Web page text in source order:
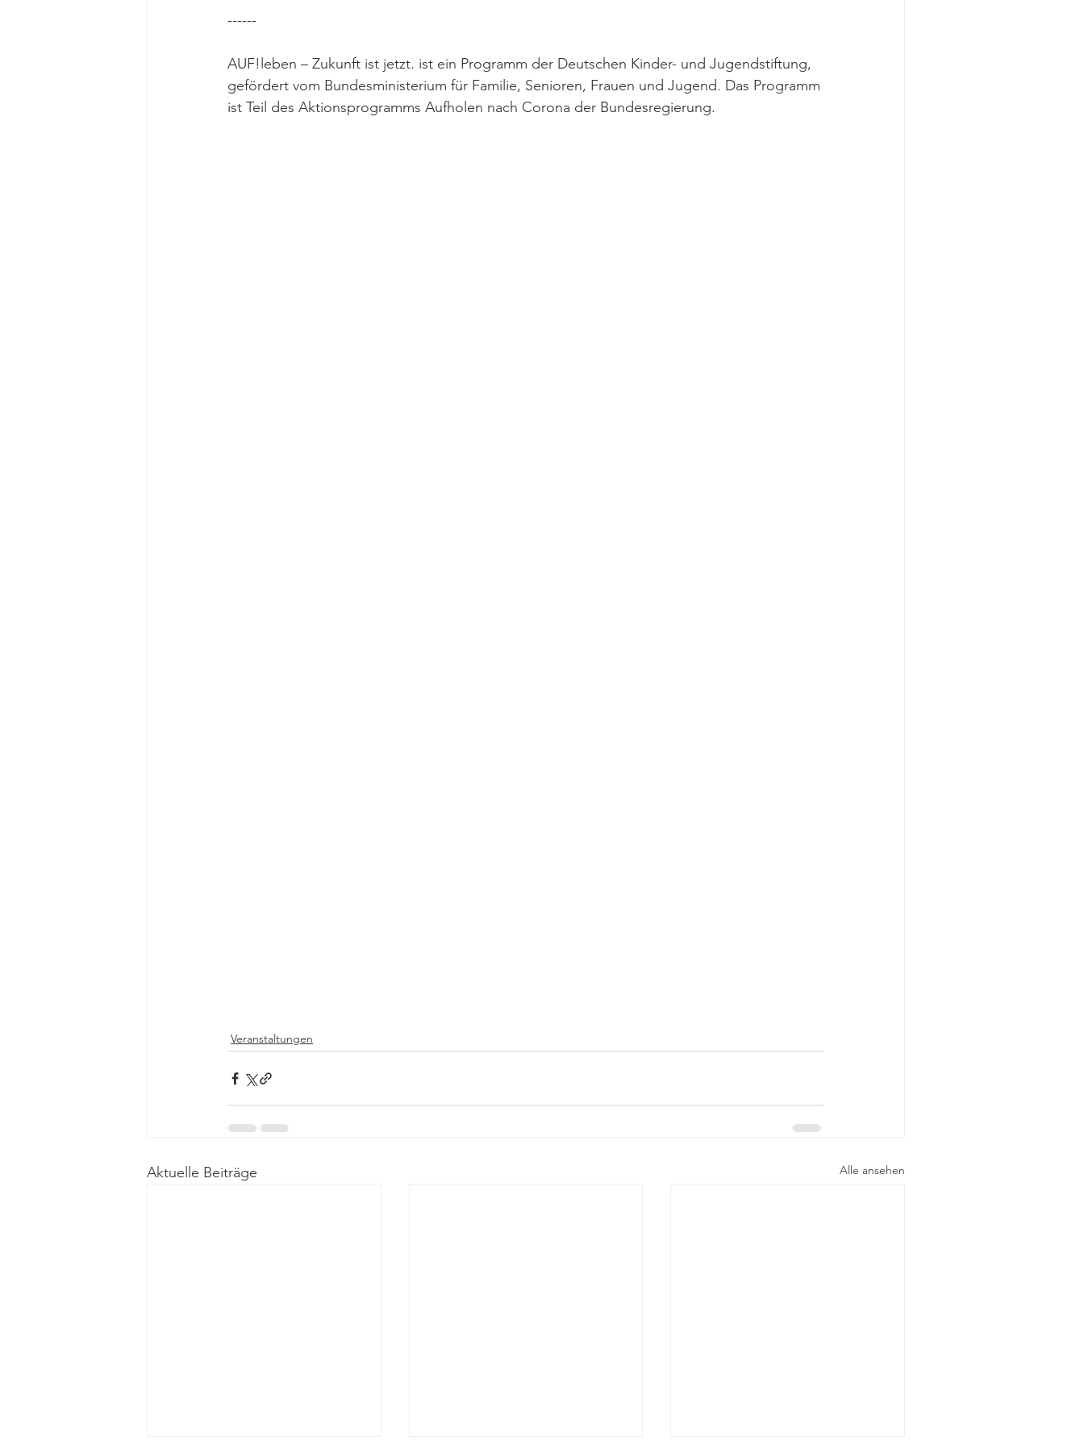
------
AUF!leben – Zukunft ist jetzt. ist ein Programm der Deutschen Kinder- und Jugendstiftung,
gefördert vom Bundesministerium für Familie, Senioren, Frauen und Jugend. Das Programm
ist Teil des Aktionsprogramms Aufholen nach Corona der Bundesregierung.
Veranstaltungen
Aktuelle Beiträge Alle ansehen